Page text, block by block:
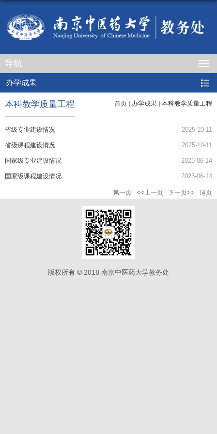
导航
办学成果
首页 办学成果 本科教学质量工程
本科教学质量工程
省级专业建设情况 2025-10-11
省级课程建设情况 2025-10-11
国家级专业建设情况 2023-06-14
国家级课程建设情况 2023-06-14
第一页 <<上一页 下一页>> 尾页
版权所有 © 2018 南京中医药大学教务处